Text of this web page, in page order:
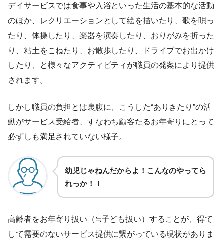
デイサービスでは食事や入浴といった生活の基本的な活動
のほか、レクリエーションとして絵を描いたり、歌を唄っ
たり、体操したり、楽器を演奏したり、おりがみを折った
り、粘土をこねたり、お散歩したり、ドライブでお出かけ
したり、と様々なアクティビティが職員の発案により提供
されます。
しかし職員の負担とは裏腹に、こうした“ありきたり”の活
動がサービス受給者、すなわち顧客たるお年寄りにとって
必ずしも満足されていない様子。
幼児じゃねんだからよ！こんなのやってら
れっか！！
高齢者をお年寄り扱い（≒子ども扱い）することが、得て
して需要のないサービス提供に繋がっている現状がありま